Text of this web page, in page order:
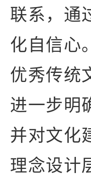
联系，通
化自信心
优秀传统
进一步明
并对文化
理念设计